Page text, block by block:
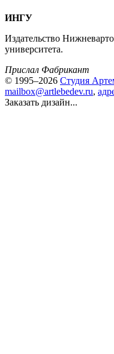
ИНГУ
Издательство
университета.
Прислал Фабрикант
© 1995–2026 Студия
mailbox@artlebedev.ru,
Заказать дизайн...